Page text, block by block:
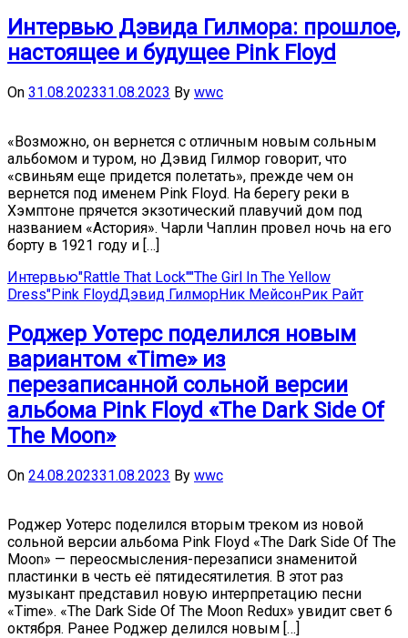
Интервью Дэвида Гилмора: прошлое,
настоящее и будущее Pink Floyd
On 31.08.202331.08.2023 By wwc
«Возможно, он вернется с отличным новым сольным
альбомом и туром, но Дэвид Гилмор говорит, что
«свиньям еще придется полетать», прежде чем он
вернется под именем Pink Floyd. На берегу реки в
Хэмптоне прячется экзотический плавучий дом под
названием «Астория». Чарли Чаплин провел ночь на его
борту в 1921 году и […]
Интервью"Rattle That Lock""The Girl In The Yellow
Dress"Pink FloydДэвид ГилморНик МейсонРик Райт
Роджер Уотерс поделился новым
вариантом «Time» из
перезаписанной сольной версии
альбома Pink Floyd «The Dark Side Of
The Moon»
On 24.08.202331.08.2023 By wwc
Роджер Уотерс поделился вторым треком из новой
сольной версии альбома Pink Floyd «The Dark Side Of The
Moon» — переосмысления-перезаписи знаменитой
пластинки в честь её пятидесятилетия. В этот раз
музыкант представил новую интерпретацию песни
«Time». «The Dark Side Of The Moon Redux» увидит свет 6
октября. Ранее Роджер делился новым […]